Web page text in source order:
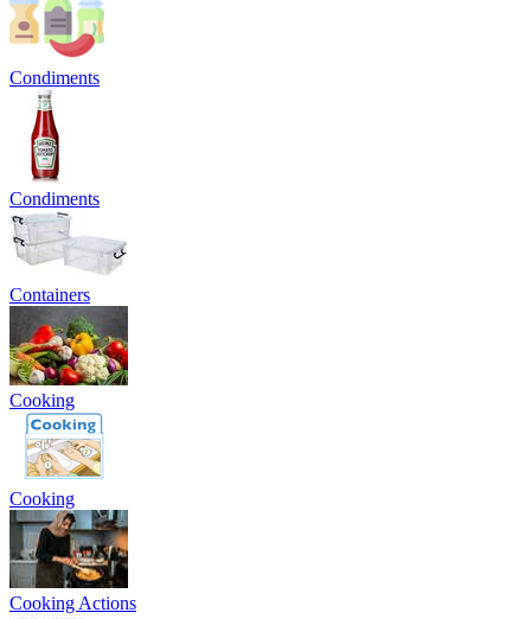
Condiments
Condiments
Containers
Cooking
Cooking
Cooking Actions